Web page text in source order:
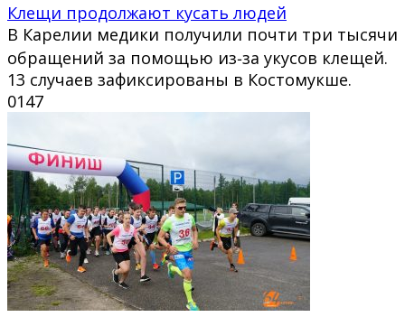
Клещи продолжают кусать людей
В Карелии медики получили почти три тысячи
обращений за помощью из‑за укусов клещей.
13 случаев зафиксированы в Костомукше.
0147